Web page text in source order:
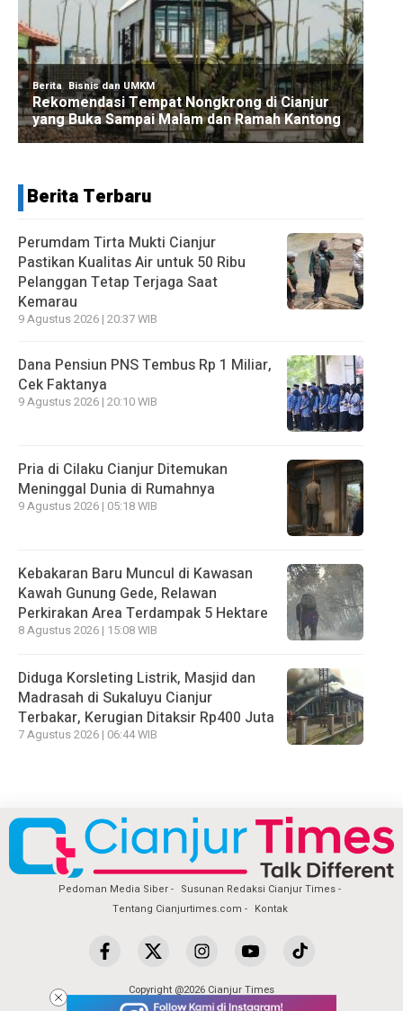
Berita Terbaru
Perumdam Tirta Mukti Cianjur
Pastikan Kualitas Air untuk 50 Ribu
Pelanggan Tetap Terjaga Saat
Kemarau
9 Agustus 2026 | 20:37 WIB
Dana Pensiun PNS Tembus Rp 1 Miliar,
Cek Faktanya
9 Agustus 2026 | 20:10 WIB
Pria di Cilaku Cianjur Ditemukan
Meninggal Dunia di Rumahnya
9 Agustus 2026 | 05:18 WIB
Kebakaran Baru Muncul di Kawasan
Kawah Gunung Gede, Relawan
Perkirakan Area Terdampak 5 Hektare
8 Agustus 2026 | 15:08 WIB
Diduga Korsleting Listrik, Masjid dan
Madrasah di Sukaluyu Cianjur
Terbakar, Kerugian Ditaksir Rp400 Juta
7 Agustus 2026 | 06:44 WIB
Pedoman Media Siber
Susunan Redaksi Cianjur Times
Tentang Cianjurtimes.com
Kontak
Copyright @2026 Cianjur Times
All Rights Reserved